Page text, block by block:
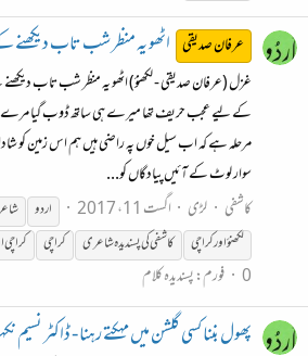
عرفان صدیقی اٹھو یہ منظر شب تاب
غزل (عرفان صدیقی - لکھنؤ) اٹھو یہ منظر شب تاب
کے لیے عجب حریف تھا میرے ہی ساتھ ڈوب گیا مرے
مرحلہ ہے کہ اب سیل خوں پہ راضی ہیں ہم اس زمین کو
سوار لوٹ کے آئیں پیادگاں کو...
کاشفی
لڑی اگست 11، 2017 اردو
لکھنؤاورکراچی کاشفی کی پسندیدہ شاعری کراچی کراچی
0 فورم:پسندیدہ کلام
پھول بننا کسی گلشن میں مہکتے رہنا - ڈاکٹر